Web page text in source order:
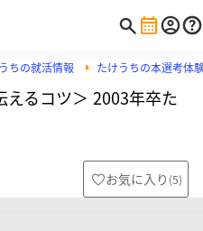
ちの就活情報 たけうちの本選考体
るコツ＞ 2003年卒た
お気に入り (5)